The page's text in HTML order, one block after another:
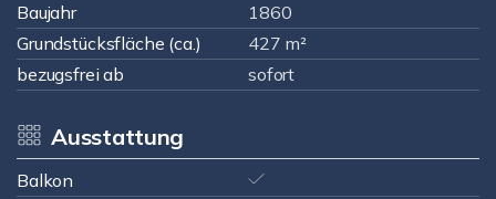
Baujahr
1860
Grundstücksfläche (ca.)
427 m²
bezugsfrei ab
sofort
Ausstattung
Balkon